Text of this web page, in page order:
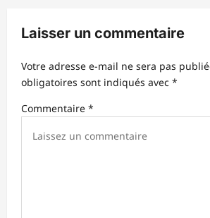
i
n
’
Laisser un commentaire
Votre adresse e-mail ne sera pas
obligatoires sont indiqués avec *
Commentaire *